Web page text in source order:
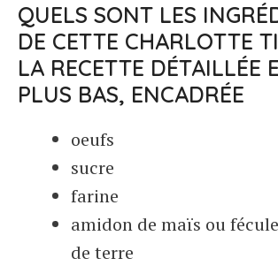
QUELS SONT LES
DE CETTE CHARLOTTE
LA RECETTE DÉTAILLÉE
PLUS BAS, ENCADRÉE
oeufs
sucre
farine
amidon de maïs ou
de terre